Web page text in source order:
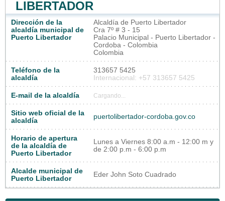
LIBERTADOR
Dirección de la
alcaldía municipal de
Puerto Libertador
Alcaldía de Puerto Libertador
Cra 7º # 3 - 15
Palacio Municipal - Puerto Libertador -
Cordoba - Colombia
Colombia
Teléfono de la
alcaldía
313657 5425
Internacional: +57 313657 5425
E-mail de la alcaldía Cargando...
Sitio web oficial de la
alcaldía
puertolibertador-cordoba.gov.co
Horario de apertura
de la alcaldía de
Puerto Libertador
Lunes a Viernes 8:00 a.m - 12:00 m y
de 2:00 p.m - 6:00 p.m
Alcalde municipal de
Puerto Libertador
Eder John Soto Cuadrado